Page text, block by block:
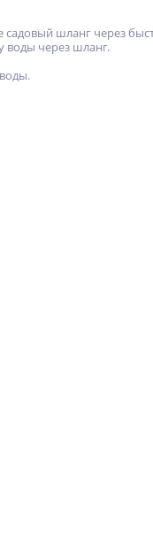
садовый шланг через
воды через шланг.